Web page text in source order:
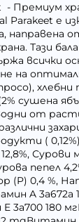
- Премиум
Parakeet е
направена
Тази
всички
на
сушена
от
(
Сурови
пепел
(P) 0,4 %,
A 3a672a
3a700 180